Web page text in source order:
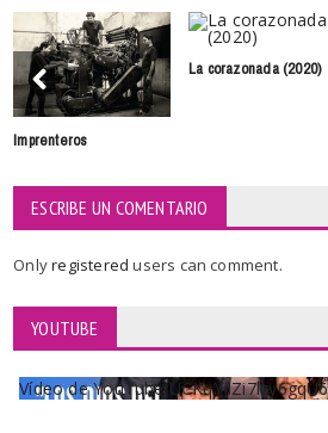
Imprenteros
La corazonada (2020)
ESCRIBE UN COMENTARIO
Onlyregisteredusers can comment.
YOUTUBE
Vídeo de YouTube